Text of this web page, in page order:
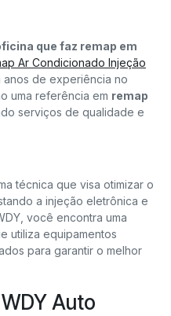
que faz remap em
Ar Condicionado Injeção
anos de experiência no
uma referência em remap
serviços de qualidade e
técnica que visa otimizar o
a injeção eletrônica e
você encontra uma
utiliza equipamentos
para garantir o melhor
Auto